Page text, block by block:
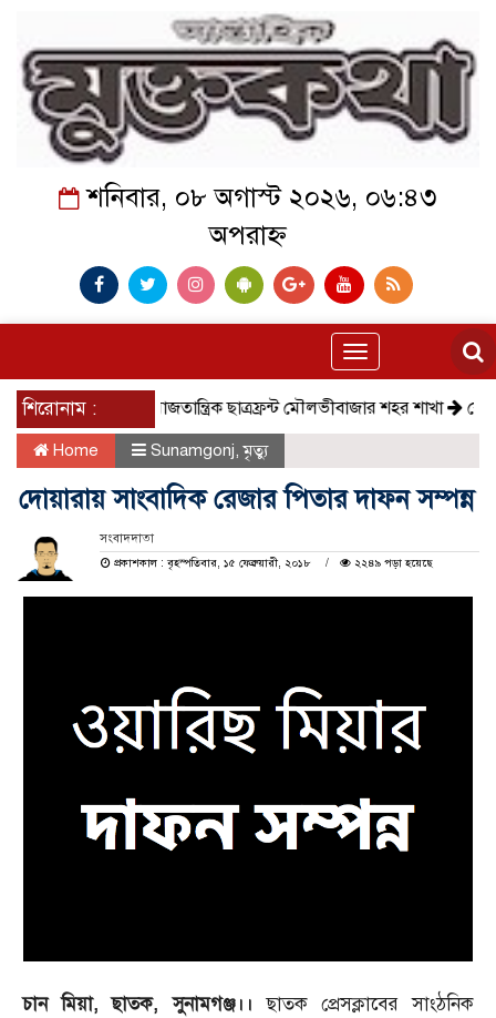
শনিবার, ০৮ অগাস্ট ২০২৬, ০৬:৪৩
অপরাহ্ন
Toggle
navigation
শিরোনাম :সমাজতান্ত্রিক ছাত্রফ্রন্ট মৌলভীবাজার শহর শাখা কেমন আছে
Home Sunamgonj,মৃত্যু
দোয়ারায় সাংবাদিক রেজার পিতার দাফন সম্পন্ন
সংবাদদাতা
প্রকাশকাল : বৃহস্পতিবার, ১৫ ফেব্রুয়ারী, ২০১৮
২২৪৯ পড়া হয়েছে
চান মিয়া, ছাতক, সুনামগঞ্জ।। ছাতক প্রেসক্লাবের সাংঠনিক